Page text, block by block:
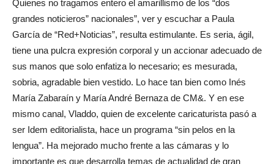
Quienes no tragamos entero el amarillismo de los “dos
grandes noticieros” nacionales”, ver y escuchar a Paula
García de “Red+Noticias”, resulta estimulante. Es seria, ágil,
tiene una pulcra expresión corporal y un accionar adecuado de
sus manos que solo enfatiza lo necesario; es mesurada,
sobria, agradable bien vestido. Lo hace tan bien como Inés
María Zabaraín y María André Bernaza de CM&. Y en ese
mismo canal, Vladdo, quien de excelente caricaturista pasó a
ser Idem editorialista, hace un programa “sin pelos en la
lengua”. Ha mejorado mucho frente a las cámaras y lo
importante es que desarrolla temas de actualidad de gran